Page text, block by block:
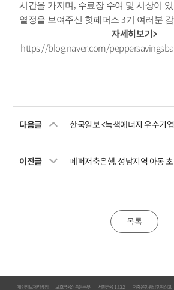
시간을 가지며 , 수료장 수여 및시상이
열정을 보여주신 핫페퍼스 3기 여러분
자세히보기>
https://blog.naver.com/
다음글
이전글
목록
개인정보처리방침 보호금융상품등록부 서민금융 1332 저축은행위법행위신고